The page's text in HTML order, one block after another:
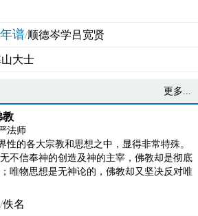
谱/顺德岑学吕宽贤
大士
更多...
教
法师
性的各大宗教和思想之中，显得非常特殊。
不信奉神的创造及神的主宰，佛教却是彻底
唯物思想是无神论的，佛教却又坚决反对唯
/佚名